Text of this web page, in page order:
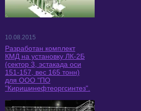
10.08.2015
Разработан комплект
КМД на установку ЛК-2Б
(сектор 3, эстакада оси
151-157, вес 165 тонн)
для ООО "ПО
"Киришинефтеоргсинтез".